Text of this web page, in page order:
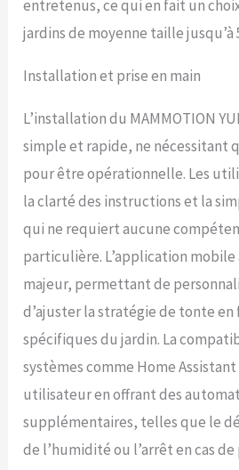
pelouse !
garantit
bords,
du mur,
bords
vision IA
pointe :
les bords
sont
robot
déplacer
pour une
précise.
limites
tonte
sans
entretenus, ce qui en fait un
jardins de moyenne taille jusqu’à
Installation et prise en main
L’installation du MAMMOTION
simple et rapide, ne nécessitant
pour être opérationnelle. Les
la clarté des instructions et la
qui ne requiert aucune
particulière. L’application
majeur, permettant de
d’ajuster la stratégie de tonte en
spécifiques du jardin. La
systèmes comme Home
utilisateur en offrant des
supplémentaires, telles que le
de l’humidité ou l’arrêt en cas